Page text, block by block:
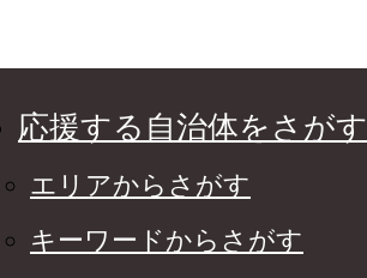
応援する自治体をさがす
エリアからさがす
キーワードからさがす